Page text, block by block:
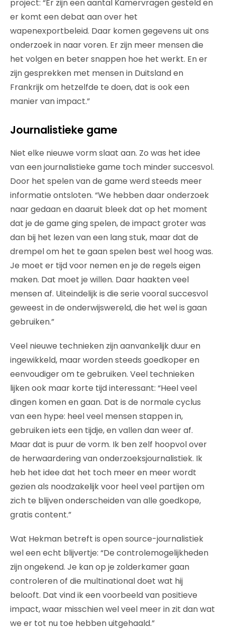
project: “Er zijn een aantal Kamervragen gesteld en
er komt een debat aan over het
wapenexportbeleid. Daar komen gegevens uit ons
onderzoek in naar voren. Er zijn meer mensen die
het volgen en beter snappen hoe het werkt. En er
zijn gesprekken met mensen in Duitsland en
Frankrijk om hetzelfde te doen, dat is ook een
manier van impact.”
Journalistieke game
Niet elke nieuwe vorm slaat aan. Zo was het idee
van een journalistieke game toch minder succesvol.
Door het spelen van de game werd steeds meer
informatie ontsloten. “We hebben daar onderzoek
naar gedaan en daaruit bleek dat op het moment
dat je de game ging spelen, de impact groter was
dan bij het lezen van een lang stuk, maar dat de
drempel om het te gaan spelen best wel hoog was.
Je moet er tijd voor nemen en je de regels eigen
maken. Dat moet je willen. Daar haakten veel
mensen af. Uiteindelijk is die serie vooral succesvol
geweest in de onderwijswereld, die het wel is gaan
gebruiken.”
Veel nieuwe technieken zijn aanvankelijk duur en
ingewikkeld, maar worden steeds goedkoper en
eenvoudiger om te gebruiken. Veel technieken
lijken ook maar korte tijd interessant: “Heel veel
dingen komen en gaan. Dat is de normale cyclus
van een hype: heel veel mensen stappen in,
gebruiken iets een tijdje, en vallen dan weer af.
Maar dat is puur de vorm. Ik ben zelf hoopvol over
de herwaardering van onderzoeksjournalistiek. Ik
heb het idee dat het toch meer en meer wordt
gezien als noodzakelijk voor heel veel partijen om
zich te blijven onderscheiden van alle goedkope,
gratis content.”
Wat Hekman betreft is open source-journalistiek
wel een echt blijvertje: “De controlemogelijkheden
zijn ongekend. Je kan op je zolderkamer gaan
controleren of die multinational doet wat hij
belooft. Dat vind ik een voorbeeld van positieve
impact, waar misschien wel veel meer in zit dan wat
we er tot nu toe hebben uitgehaald.”